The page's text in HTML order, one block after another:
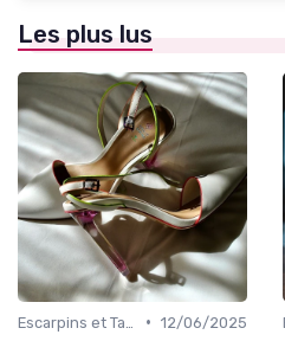
Les plus lus
• 12/06/2025